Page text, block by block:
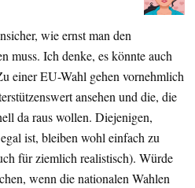
wie ernst man den
muss. Ich denke, es könnte auch
einer EU-Wahl gehen vornehmlich
ansehen und die, die
da raus wollen. Diejenigen,
ist, bleiben wohl einfach zu
für ziemlich realistisch). Würde
wenn die nationalen Wahlen